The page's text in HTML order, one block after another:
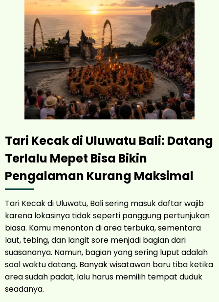
Tari Kecak di Uluwatu Bali: Datang
Terlalu Mepet Bisa Bikin
Pengalaman Kurang Maksimal
Tari Kecak di Uluwatu, Bali sering masuk daftar wajib
karena lokasinya tidak seperti panggung pertunjukan
biasa. Kamu menonton di area terbuka, sementara
laut, tebing, dan langit sore menjadi bagian dari
suasananya. Namun, bagian yang sering luput adalah
soal waktu datang. Banyak wisatawan baru tiba ketika
area sudah padat, lalu harus memilih tempat duduk
seadanya.